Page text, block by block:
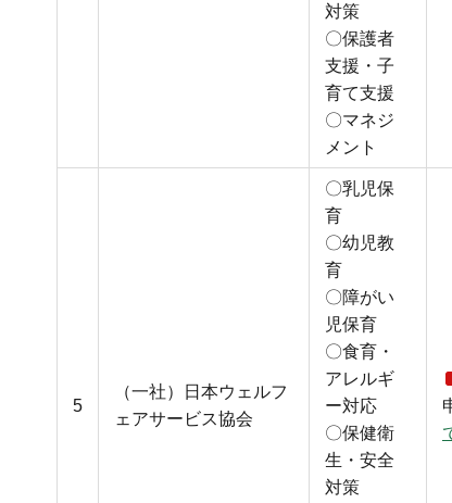
対策
〇保護者
支援・子
育て支援
〇マネジ
メント
5
（一社）日本ウェルフ
ェアサービス協会
〇乳児保
育
〇幼児教
育
〇障がい
児保育
〇食育・
アレルギ
ー対応
〇保健衛
生・安全
対策